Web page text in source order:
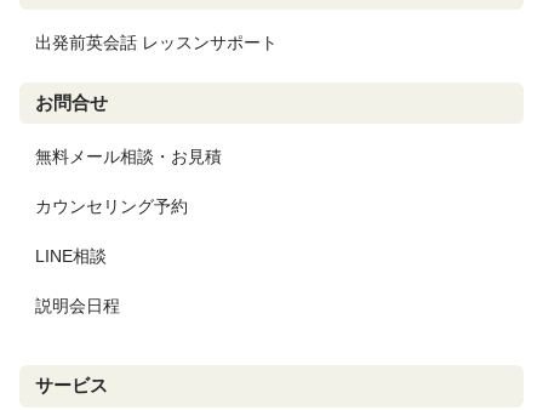
出発前英会話 レッスンサポート
お問合せ
無料メール相談・お見積
カウンセリング予約
LINE相談
説明会日程
サービス